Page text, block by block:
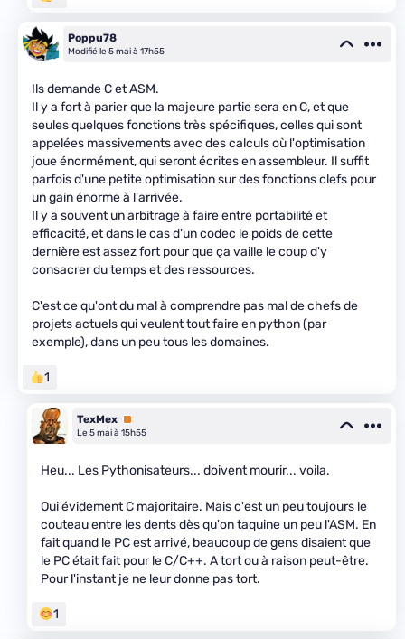
Poppu78
Modifié le 5 mai à 17h55
Ils demande C et ASM.
Il y a fort à parier que la majeure partie sera en C, et que
seules quelques fonctions très spécifiques, celles qui sont
appelées massivements avec des calculs où l'optimisation
joue énormément, qui seront écrites en assembleur. Il suffit
parfois d'une petite optimisation sur des fonctions clefs pour
un gain énorme à l'arrivée.
Il y a souvent un arbitrage à faire entre portabilité et
efficacité, et dans le cas d'un codec le poids de cette
dernière est assez fort pour que ça vaille le coup d'y
consacrer du temps et des ressources.
C'est ce qu'ont du mal à comprendre pas mal de chefs de
projets actuels qui veulent tout faire en python (par
exemple), dans un peu tous les domaines.
1
TexMex Premium
Le 5 mai à 15h55
Heu... Les Pythonisateurs... doivent mourir... voila.
Oui évidement C majoritaire. Mais c'est un peu toujours le
couteau entre les dents dès qu'on taquine un peu l'ASM. En
fait quand le PC est arrivé, beaucoup de gens disaient que
le PC était fait pour le C/C++. A tort ou à raison peut-être.
Pour l'instant je ne leur donne pas tort.
1